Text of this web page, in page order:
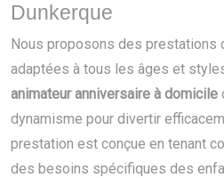
Dunkerque
Nous proposons des prestations
adaptées à tous les âges et
animateur anniversaire à domicile
dynamisme pour divertir
prestation est conçue en tenant
des besoins spécifiques des